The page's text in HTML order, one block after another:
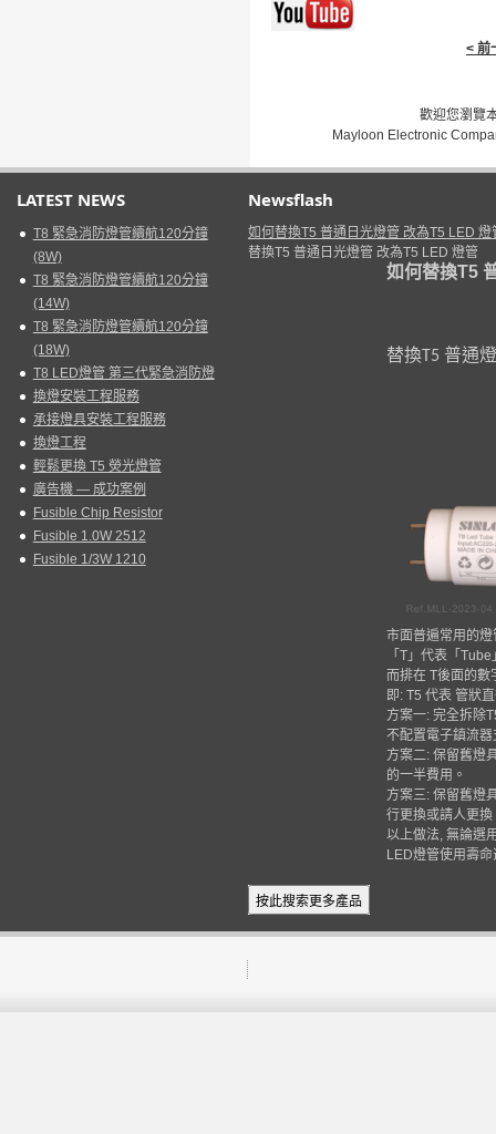
< 前
歡迎您瀏覽
Mayloon Electronic
LATEST NEWS
T8 緊急消防燈管續航120分鐘
(8W)
T8 緊急消防燈管續航120分鐘
(14W)
T8 緊急消防燈管續航120分鐘
(18W)
T8 LED燈管 第三代緊急消防燈
換燈安裝工程服務
承接燈具安裝工程服務
換燈工程
輕鬆更換 T5 熒光燈管
廣告機 — 成功案例
Fusible Chip Resistor
Fusible 1.0W 2512
Fusible 1/3W 1210
Newsflash
如何替換T5 普通日光燈管 改為T5 LED 燈
替換T5 普通日光燈管 改為T5 LED 燈管
如何替換T5
替換T5 普通
市面普遍常用的燈
「 T」代表「 Tube
而排在T後面的數
即: T5 代表 管狀
方案一: 完全拆除
不配置電子鎮流器
方案二: 保留舊燈
的一半費用。
方案三: 保留舊燈
行更換或請人更換
以上做法, 無論選
LED燈管使用壽命